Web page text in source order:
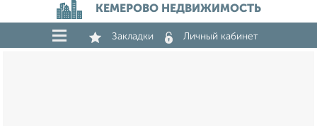
КЕМЕРОВО НЕДВИЖИМОСТЬ
Закладки Личный кабинет